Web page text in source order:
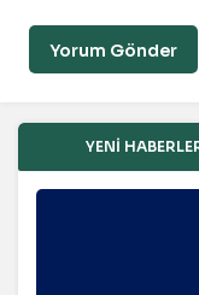
Yorum Gönder
YENI